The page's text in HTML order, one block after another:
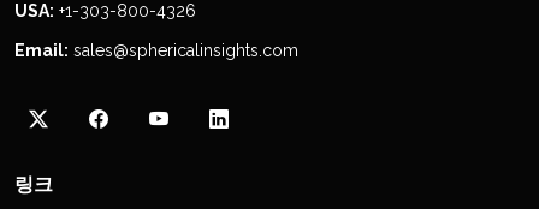
USA: +1-303-800-4326
Email: sales@sphericalinsights.com
링크